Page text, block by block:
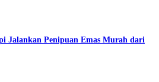
Jalankan Penipuan Emas Murah dari